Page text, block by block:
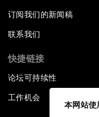
本网站
订阅我们的新闻稿
联系我们
快捷链接
论坛可持续性
工作机会